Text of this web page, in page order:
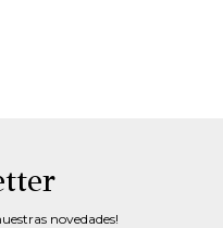
novedades!